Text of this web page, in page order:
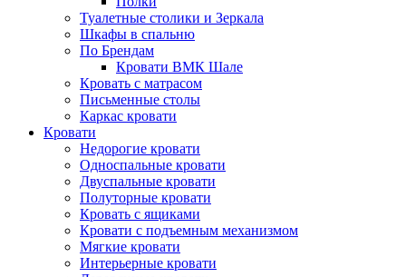
Туалетные столики и Зеркала
Шкафы в спальню
По Брендам
Кровати ВМК Шале
Кровать с матрасом
Письменные столы
Каркас кровати
Кровати
Недорогие кровати
Односпальные кровати
Двуспальные кровати
Полуторные кровати
Кровать с ящиками
Кровати с подъемным механизмом
Мягкие кровати
Интерьерные кровати